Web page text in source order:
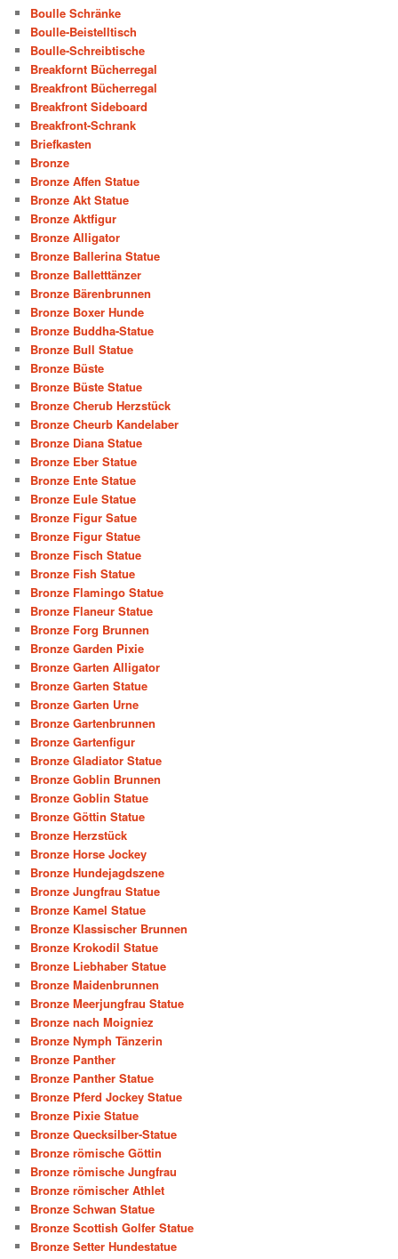
Boulle Schränke
Boulle-Beistelltisch
Boulle-Schreibtische
Breakfornt Bücherregal
Breakfront Bücherregal
Breakfront Sideboard
Breakfront-Schrank
Briefkasten
Bronze
Bronze Affen Statue
Bronze Akt Statue
Bronze Aktfigur
Bronze Alligator
Bronze Ballerina Statue
Bronze Balletttänzer
Bronze Bärenbrunnen
Bronze Boxer Hunde
Bronze Buddha-Statue
Bronze Bull Statue
Bronze Büste
Bronze Büste Statue
Bronze Cherub Herzstück
Bronze Cheurb Kandelaber
Bronze Diana Statue
Bronze Eber Statue
Bronze Ente Statue
Bronze Eule Statue
Bronze Figur Satue
Bronze Figur Statue
Bronze Fisch Statue
Bronze Fish Statue
Bronze Flamingo Statue
Bronze Flaneur Statue
Bronze Forg Brunnen
Bronze Garden Pixie
Bronze Garten Alligator
Bronze Garten Statue
Bronze Garten Urne
Bronze Gartenbrunnen
Bronze Gartenfigur
Bronze Gladiator Statue
Bronze Goblin Brunnen
Bronze Goblin Statue
Bronze Göttin Statue
Bronze Herzstück
Bronze Horse Jockey
Bronze Hundejagdszene
Bronze Jungfrau Statue
Bronze Kamel Statue
Bronze Klassischer Brunnen
Bronze Krokodil Statue
Bronze Liebhaber Statue
Bronze Maidenbrunnen
Bronze Meerjungfrau Statue
Bronze nach Moigniez
Bronze Nymph Tänzerin
Bronze Panther
Bronze Panther Statue
Bronze Pferd Jockey Statue
Bronze Pixie Statue
Bronze Quecksilber-Statue
Bronze römische Göttin
Bronze römische Jungfrau
Bronze römischer Athlet
Bronze Schwan Statue
Bronze Scottish Golfer Statue
Bronze Setter Hundestatue